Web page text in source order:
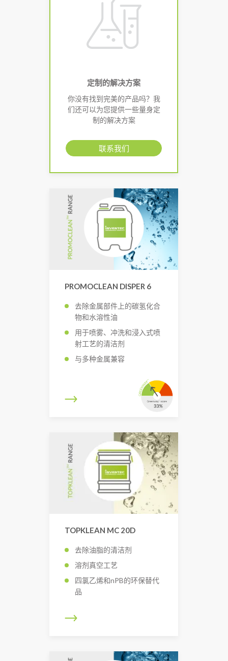
定制的解决方案
你没有找到完美的产品吗？我
们还可以为您提供一些量身定
制的解决方案
联系我们
PROMOCLEAN DISPER 6
去除金属部件上的碳氢化合
物和水溶性油
用于喷雾、冲洗和浸入式喷
射工艺的清洁剂
与多种金属兼容
TOPKLEAN MC 20D
去除油脂的清洁剂
溶剂真空工艺
四氯乙烯和nPB的环保替代
品